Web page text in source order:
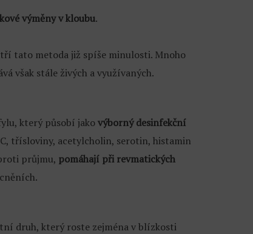
výměny v kloubu.
tato metoda již spíše minulosti. Mnoho
však stále živých a využívaných.
který působí jakovýborný desinfekční
třísloviny, acetylcholin, serotin, histamin
průjmu, pomáhají při revmatických
druh, který roste zejména v blízkosti